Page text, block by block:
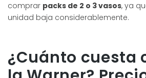
comprar packs de 2 o 3 vasos, ya
unidad baja considerablemente.
¿Cuánto cuesta